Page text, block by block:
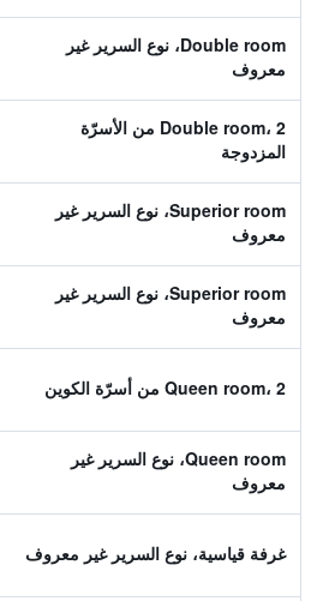
Double room، نوع السرير غير
معروف
Double room، 2 من الأسرّة
المزدوجة
Superior room، نوع السرير غير
معروف
Superior room، نوع السرير غير
معروف
Queen room، 2 من أسرّة الكوين
Queen room، نوع السرير غير
معروف
غرفة قياسية، نوع السرير غير معروف